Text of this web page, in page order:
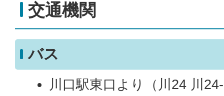
交通機関
バス
川口駅東口より（川24 川